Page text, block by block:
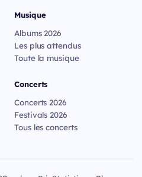
Musique
Albums 2026
Les plus attendus
Toute la musique
Concerts
Concerts 2026
Festivals 2026
Tous les concerts